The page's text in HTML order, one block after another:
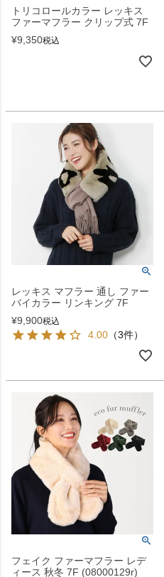
トリコロールカラー レッキス
ファーマフラー クリップ式 7F
¥9,350税込
レッキス マフラー 通し ファー
バイカラー リンキング 7F
¥9,900税込
4.00 （3件）
フェイク ファーマフラー レデ
ィース 秋冬 7F (08000129r)